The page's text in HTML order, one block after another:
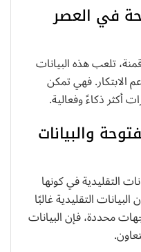
في العصر
تلعب هذه البيانات
الابتكار. فهي تمكن
أكثر ذكاءً وفعالية.
والبيانات
التقليدية في كونها
التقليدية غالبًا
محددة، فإن البيانات